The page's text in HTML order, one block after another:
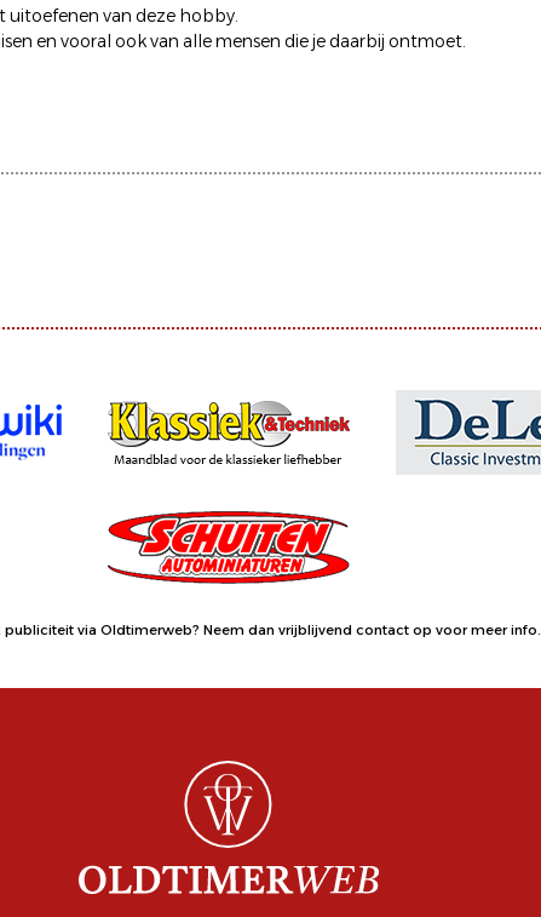
uitoefenen van deze hobby.
en vooral ook van alle mensen die je daarbij ontmoet.
publiciteit via Oldtimerweb? Neem dan vrijblijvend contact op voor meer info.